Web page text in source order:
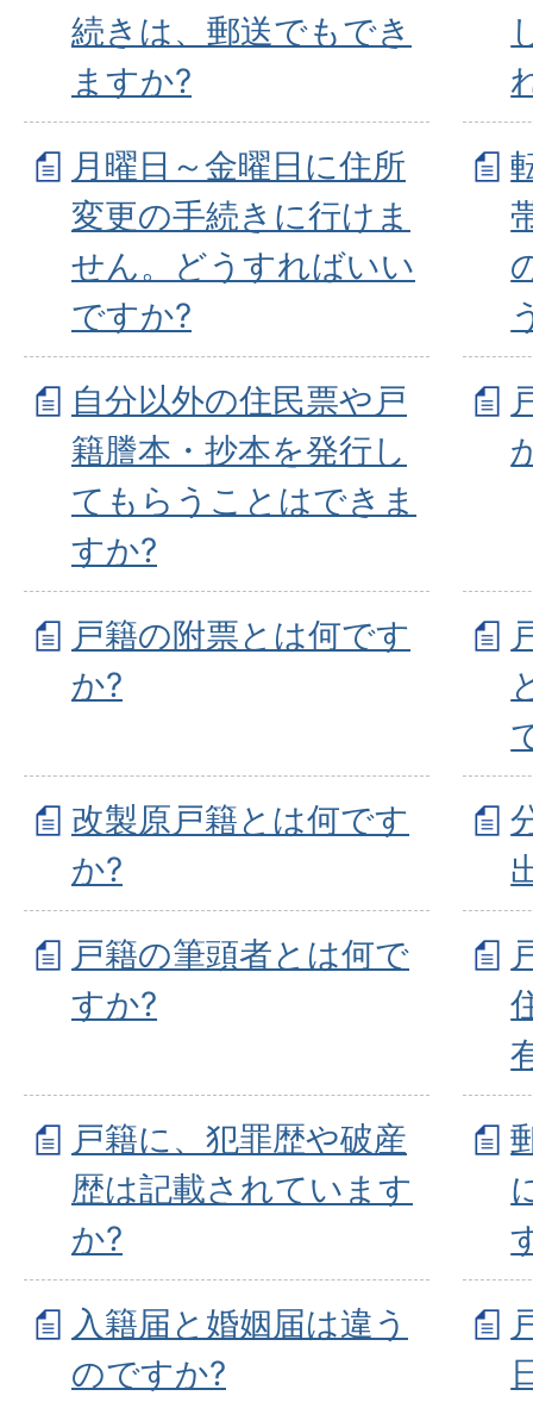
続きは、郵送でもでき
ますか?
月曜日～金曜日に住所
変更の手続きに行けま
せん。どうすればいい
ですか?
自分以外の住民票や戸
籍謄本・抄本を発行し
てもらうことはできま
すか?
戸籍の附票とは何です
か?
改製原戸籍とは何です
か?
戸籍の筆頭者とは何で
すか?
戸籍に、犯罪歴や破産
歴は記載されています
か?
入籍届と婚姻届は違う
のですか?